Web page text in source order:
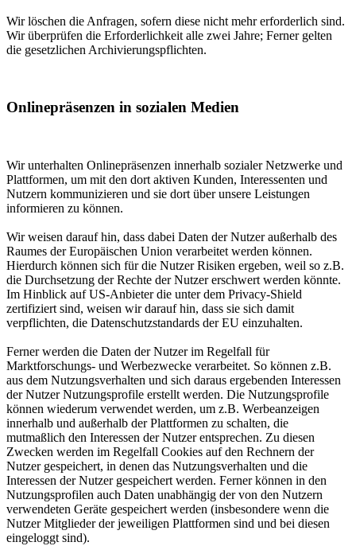
Wir löschen die Anfragen, sofern diese nicht mehr erforderlich sind.
Wir überprüfen die Erforderlichkeit alle zwei Jahre; Ferner gelten
die gesetzlichen Archivierungspflichten.
Onlinepräsenzen in sozialen Medien
Wir unterhalten Onlinepräsenzen innerhalb sozialer Netzwerke und
Plattformen, um mit den dort aktiven Kunden, Interessenten und
Nutzern kommunizieren und sie dort über unsere Leistungen
informieren zu können.
Wir weisen darauf hin, dass dabei Daten der Nutzer außerhalb des
Raumes der Europäischen Union verarbeitet werden können.
Hierdurch können sich für die Nutzer Risiken ergeben, weil so z.B.
die Durchsetzung der Rechte der Nutzer erschwert werden könnte.
Im Hinblick auf US-Anbieter die unter dem Privacy-Shield
zertifiziert sind, weisen wir darauf hin, dass sie sich damit
verpflichten, die Datenschutzstandards der EU einzuhalten.
Ferner werden die Daten der Nutzer im Regelfall für
Marktforschungs- und Werbezwecke verarbeitet. So können z.B.
aus dem Nutzungsverhalten und sich daraus ergebenden Interessen
der Nutzer Nutzungsprofile erstellt werden. Die Nutzungsprofile
können wiederum verwendet werden, um z.B. Werbeanzeigen
innerhalb und außerhalb der Plattformen zu schalten, die
mutmaßlich den Interessen der Nutzer entsprechen. Zu diesen
Zwecken werden im Regelfall Cookies auf den Rechnern der
Nutzer gespeichert, in denen das Nutzungsverhalten und die
Interessen der Nutzer gespeichert werden. Ferner können in den
Nutzungsprofilen auch Daten unabhängig der von den Nutzern
verwendeten Geräte gespeichert werden (insbesondere wenn die
Nutzer Mitglieder der jeweiligen Plattformen sind und bei diesen
eingeloggt sind).